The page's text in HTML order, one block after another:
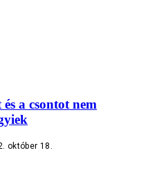
a csontot nem
október 18.